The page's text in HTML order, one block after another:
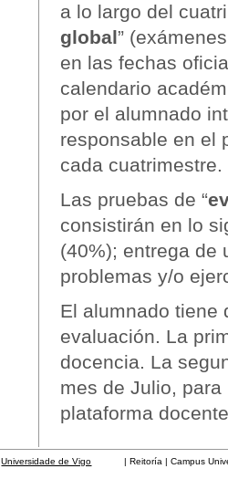
a lo largo del
global”
en las fechas
calendario
por el alumnado
responsable en el
cada cuatrimestre.
Las pruebas de “
consistirán en lo
(40%); entrega de
problemas y/o
El alumnado tiene
evaluación. La
docencia. La
mes de Julio,
plataforma
Universidade de Vigo | Reitoría | Campus